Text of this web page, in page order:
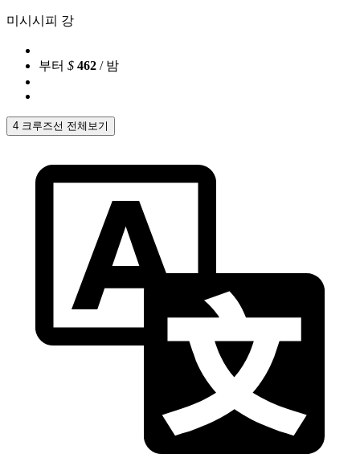
미시시피 강
부터 $ 462 / 밤
4 크루즈선 전체보기